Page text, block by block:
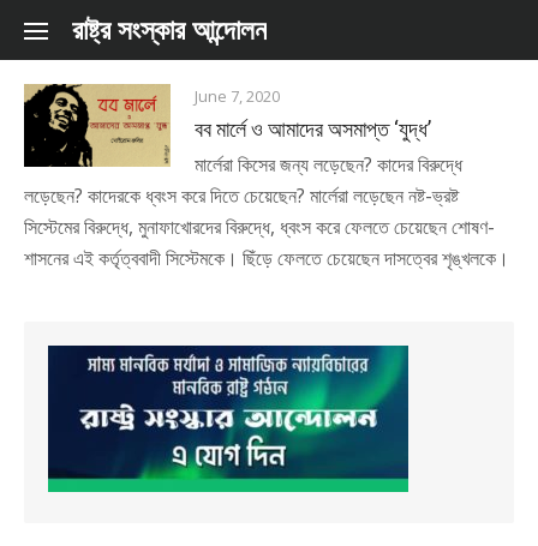
Skip to content
রাষ্ট্র সংস্কার আন্দোলন
June 7, 2020
বব মার্লে ও আমাদের অসমাপ্ত ‘যুদ্ধ’
মার্লেরা কিসের জন্য লড়েছেন? কাদের বিরুদ্ধে
লড়েছেন? কাদেরকে ধ্বংস করে দিতে চেয়েছেন? মার্লেরা লড়েছেন নষ্ট-ভ্রষ্ট
সিস্টেমের বিরুদ্ধে, মুনাফাখোরদের বিরুদ্ধে, ধ্বংস করে ফেলতে চেয়েছেন শোষণ-
শাসনের এই কর্তৃত্ববাদী সিস্টেমকে। ছিঁড়ে ফেলতে চেয়েছেন দাসত্বের শৃঙ্খলকে।